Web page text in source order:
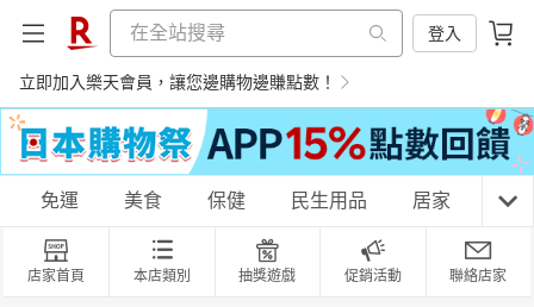
登入
立即加入樂天會員，讓您邊購物邊賺點數！
購物網分類
免運 美食 保健 民生用品 居家 3C
店家首頁 本店類別 抽獎遊戲 促銷活動 聯絡店家